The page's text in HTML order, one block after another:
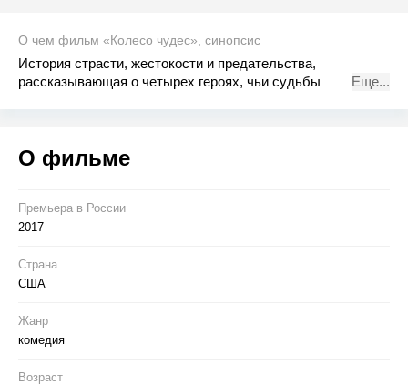
О чем фильм «Колесо чудес», синопсис
История страсти, жестокости и предательства,
рассказывающая о четырех героях, чьи судьбы
Еще...
О фильме
Премьера в Росcии
2017
Страна
США
Жанр
комедия
Возраст